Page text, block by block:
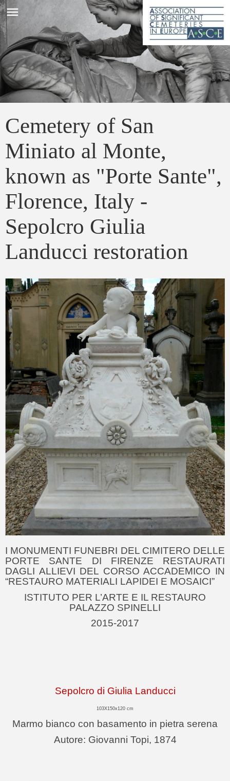
menu
Cemetery of San
Miniato al Monte,
known as "Porte Sante",
Florence, Italy -
Sepolcro Giulia
Landucci restoration
I MONUMENTI FUNEBRI DEL CIMITERO DELLE
PORTE SANTE DI FIRENZE RESTAURATI
DAGLI ALLIEVI DEL CORSO ACCADEMICO IN
“RESTAURO MATERIALI LAPIDEI E MOSAICI”
ISTITUTO PER L’ARTE E IL RESTAURO
PALAZZO SPINELLI
2015-2017
Sepolcro di Giulia Landucci
103X150x120 cm
Marmo bianco con basamento in pietra serena
Autore: Giovanni Topi, 1874